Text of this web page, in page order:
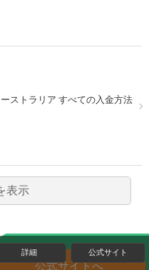
詳細 公式サイト
ストラリア すべての入金方法
表示
公式サイトへ